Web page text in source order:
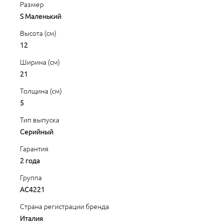
Размер
S Маленький
Высота (см)
12
Ширина (см)
21
Толщина (см)
5
Тип выпуска
Серийный
Гарантия
2 года
Группа
AC4221
Страна регистрации бренда
Италия